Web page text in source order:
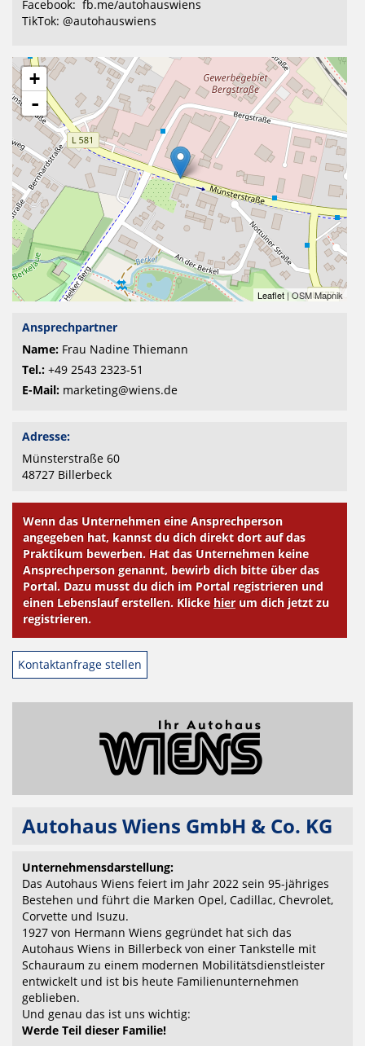
Facebook: fb.me/autohauswiens
TikTok: @autohauswiens
+
-
Leaflet | OSM Mapnik
Ansprechpartner
Name: Frau Nadine Thiemann
Tel.: +49 2543 2323-51
E-Mail: marketing@wiens.de
Adresse:
Münsterstraße 60
48727 Billerbeck
Wenn das Unternehmen eine Ansprechperson
angegeben hat, kannst du dich direkt dort auf das
Praktikum bewerben. Hat das Unternehmen keine
Ansprechperson genannt, bewirb dich bitte über das
Portal. Dazu musst du dich im Portal registrieren und
einen Lebenslauf erstellen. Klicke hier um dich jetzt zu
registrieren.
Kontaktanfrage stellen
Autohaus Wiens GmbH & Co. KG
Unternehmensdarstellung:
Das Autohaus Wiens feiert im Jahr 2022 sein 95-jähriges
Bestehen und führt die Marken Opel, Cadillac, Chevrolet,
Corvette und Isuzu.
1927 von Hermann Wiens gegründet hat sich das
Autohaus Wiens in Billerbeck von einer Tankstelle mit
Schauraum zu einem modernen Mobilitätsdienstleister
entwickelt und ist bis heute Familienunternehmen
geblieben.
Und genau das ist uns wichtig:
Werde Teil dieser Familie!